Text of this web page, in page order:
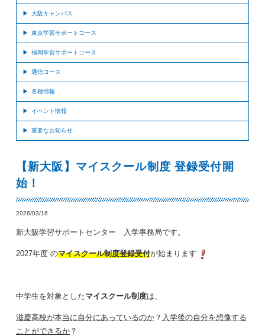
大阪キャンパス
東京学習サポートコース
福岡学習サポートコース
通信コース
各種情報
イベント情報
重要なお知らせ
【新大阪】マイスクール制度 登録受付開
始！
2026/03/16
新大阪学習サポートセンター 入学事務局です。
2027年度 のマイスクール制度登録受付が始まります
中学生を対象としたマイスクール制度は、
滋慶高校が本当に自分にあっているのか ？ 入学後の自分を想像する
ことができるか ？